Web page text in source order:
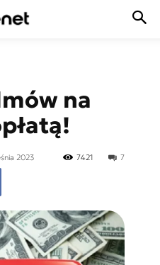
na
2023 7
7421